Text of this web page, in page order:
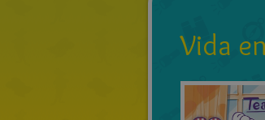
Noticias
Vida